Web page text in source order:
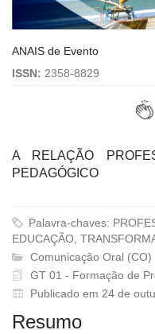
ANAIS de Evento
ISSN: 2358-8829
A RELAÇÃO
PEDAGÓGICO
Palavra-chaves:
EDUCAÇÃO,
Comunicação Oral (CO)
GT 01 - Formação de
Publicado em 24 de
Resumo